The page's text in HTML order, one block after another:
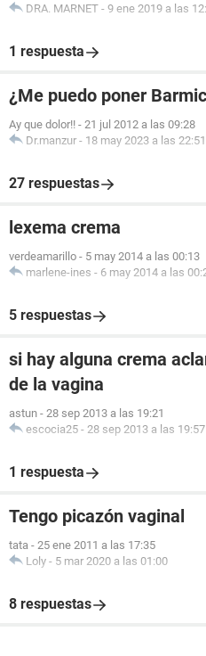
DRA. MARNET - 9 ene 2019 a las
1 respuesta
¿Me puedo poner
Ay que dolor!! - 21 jul 2012 a las 09:28
Dr.manzur - 18 may 2023 a las 22:51
27 respuestas
lexema crema
verdeamarillo - 5 may 2014 a las 00:13
marlene-ines - 6 may 2014 a las
5 respuestas
si hay alguna crema
de la vagina
astun - 28 sep 2013 a las 19:21
escocia25 - 28 sep 2013 a las 19:57
1 respuesta
Tengo picazón vaginal
tata - 25 ene 2011 a las 17:35
Loly - 5 mar 2020 a las 01:00
8 respuestas